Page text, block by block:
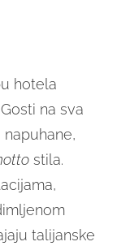
hotela
na sva
stila.
talijanske